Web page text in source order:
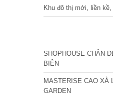
Khu đô thị mới, liền
SHOPHOUSE CHÂN
BIÊN
MASTERISE CAO XÀ
GARDEN